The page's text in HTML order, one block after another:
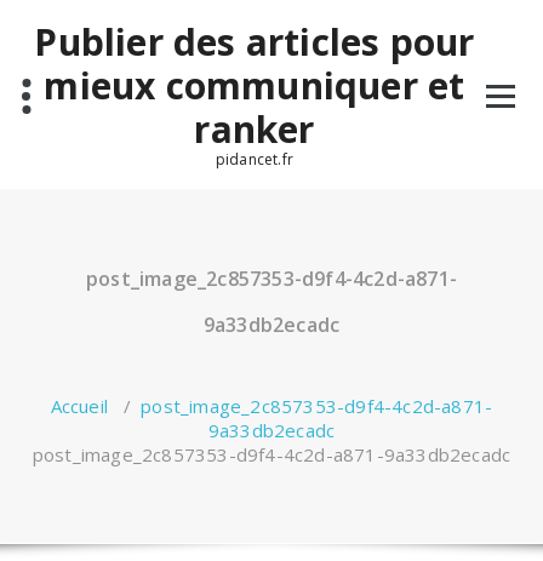
contenuPublier des articles pour
mieux communiquer et
ranker
pidancet.fr
post_image_2c857353-d9f4-4c2d-a871-
9a33db2ecadc
Accueil /post_image_2c857353-d9f4-4c2d-a871-
9a33db2ecadc
post_image_2c857353-d9f4-4c2d-a871-9a33db2ecadc